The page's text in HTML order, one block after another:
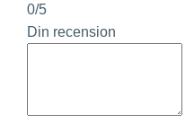
0/5
Din recension